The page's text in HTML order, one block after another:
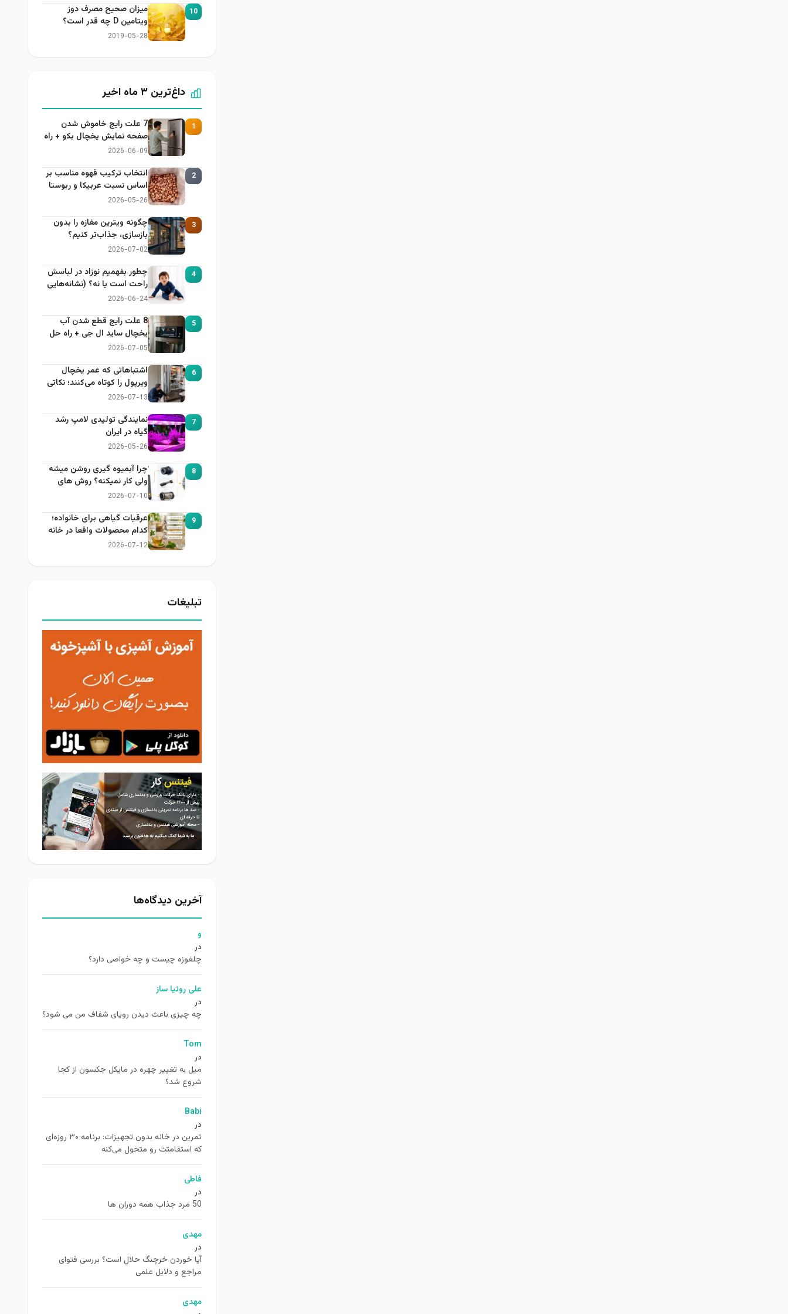
10
میزان صحیح مصرف دوز
ویتامین D چه قدر است؟
2019-05-28
داغ‌ترین ۳ ماه اخیر
1
7 علت رایج خاموش شدن
صفحه نمایش یخچال بکو + راه
حل
2026-06-09
2
انتخاب ترکیب قهوه مناسب بر
اساس نسبت عربیکا و ربوستا
2026-05-26
3
چگونه ویترین مغازه را بدون
بازسازی، جذاب‌تر کنیم؟
2026-07-02
4
چطور بفهمیم نوزاد در لباسش
راحت است یا نه؟ (نشانه‌هایی
که هر مادر باید بداند)
2026-06-24
5
8 علت رایج قطع شدن آب
یخچال ساید ال جی + راه حل
2026-07-05
6
اشتباهاتی که عمر یخچال
ویرپول را کوتاه می‌کنند؛ نکاتی
که باید بدانید
2026-07-13
7
نمایندگی تولیدی لامپ رشد
گیاه در ایران
2026-05-26
8
چرا آبمیوه گیری روشن میشه
ولی کار نمیکنه؟ روش های
عیب یابی
2026-07-10
9
عرقیات گیاهی برای خانواده؛
کدام محصولات واقعا در خانه
کاربرد دارند؟
2026-07-12
تبلیغات
آخرین دیدگاه‌ها
و
در
چلغوزه چیست و چه خواصی دارد؟
علی روئیا ساز
در
چه چیزی باعث دیدن رویای شفاف من می شود؟
Tom
در
ميل به تغيير چهره در مایکل جکسون از كجا
شروع شد؟
Babi
در
تمرین در خانه بدون تجهیزات: برنامه ۳۰ روزه‌ای
که استقامتت رو متحول می‌کنه
فاطی
در
50 مرد جذاب همه دوران ها
مهدی
در
آیا خوردن خرچنگ حلال است؟ بررسی فتوای
مراجع و دلایل علمی
مهدی